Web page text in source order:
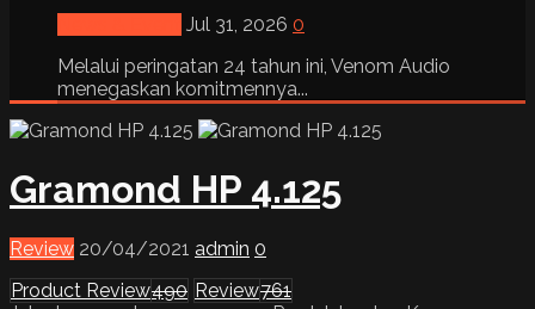
Jul 31, 2026 0
Melalui peringatan 24 tahun ini, Venom Audio
menegaskan komitmennya...
Gramond HP 4.125
Review 20/04/2021 admin 0
Product Review490 Review761